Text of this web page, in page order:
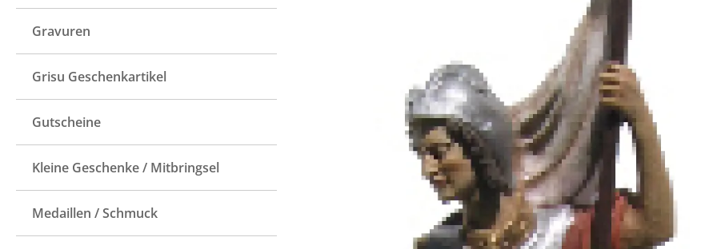
Gravuren
Grisu Geschenkartikel
Gutscheine
Kleine Geschenke / Mitbringsel
Medaillen / Schmuck